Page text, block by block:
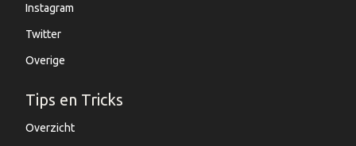
Instagram
Twitter
Overige
Tips en Tricks
Overzicht